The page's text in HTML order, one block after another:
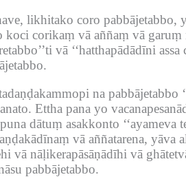
likhitako coro pabbājetabbo,
corikaṃ vā aññaṃ vā garuṃ
vā ‘‘hatthapādādīni
na
Ettha pana yo
dātuṃ asakkonto ‘‘ayameva
vā aññatarena, yāva
vā nāḷikerapāsāṇādīhi vā
pabbājetabbo.